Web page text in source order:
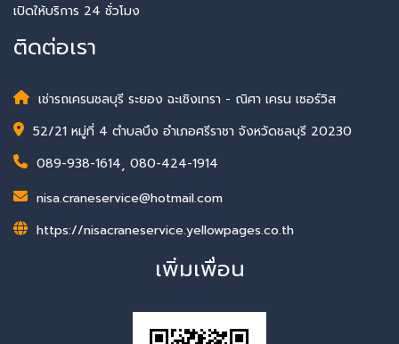
เปิดให้บริการ 24 ชั่วโมง
ติดต่อเรา
เช่ารถเครนชลบุรี ระยอง ฉะเชิงเทรา - ณิศา เครน เซอร์วิส
52/21 หมู่ที่ 4 ตำบลบึง อำเภอศรีราชา จังหวัดชลบุรี 20230
089-938-1614, 080-424-1914
nisa.craneservice@hotmail.com
https://nisacraneservice.yellowpages.co.th
เพิ่มเพื่อน